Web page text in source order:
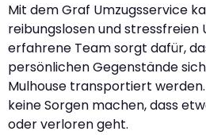
Mit dem Graf Umzugsservice
reibungslosen und stressfreien
erfahrene Team sorgt dafür,
persönlichen Gegenstände
Mulhouse transportiert
keine Sorgen machen, dass
oder verloren geht.